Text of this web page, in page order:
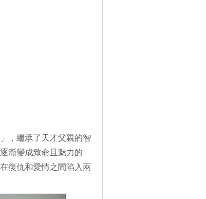
，繼承了天才父親的智
漸變成致命且魅力的
復仇和愛情之間陷入兩